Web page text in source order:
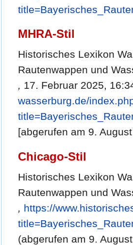
MHRA-Stil
Historisches Lexikon
Rautenwappen und
, 17. Februar 2025,
wasserburg.de/
[abgerufen am 9.
Chicago-Stil
Historisches Lexikon
Rautenwappen und
, https://
(abgerufen am 9.